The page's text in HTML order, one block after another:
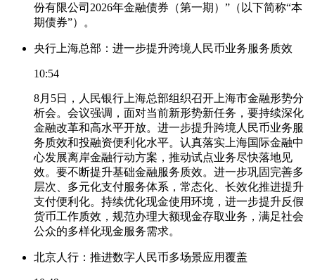
份有限公司2026年金融债券（第一期）”（以下简称“本
期债券”）。
央行上海总部：进一步提升跨境人民币业务服务质效
10:54
8月5日，人民银行上海总部组织召开上海市金融形势分
析会。会议强调，面对当前新形势新任务，要持续深化
金融改革和高水平开放。进一步提升跨境人民币业务服
务质效和投融资便利化水平。认真落实上海国际金融中
心发展离岸金融行动方案，推动试点业务尽快落地见
效。要不断提升基础金融服务质效。进一步巩固完善多
层次、多元化支付服务体系，常态化、长效化推进提升
支付便利化。持续优化现金使用环境，进一步提升反假
货币工作质效，规范办理大额现金存取业务，满足社会
公众的多样化现金服务需求。
北京人行：推进数字人民币多场景应用覆盖